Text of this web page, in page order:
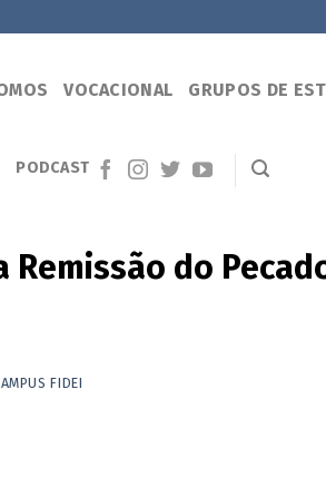
VOCACIONAL GRUPOS DE
PODCAST
Remissão do
FIDEI